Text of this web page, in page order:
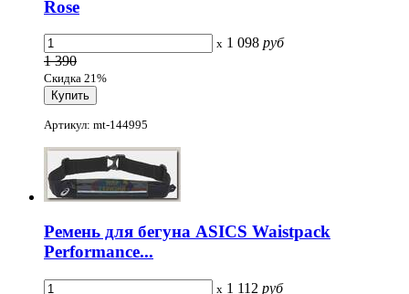
Rose
x 1 098 руб
1 390
Скидка 21%
Артикул: mt-144995
Ремень для бегуна ASICS Waistpack
Performance...
x 1 112 руб